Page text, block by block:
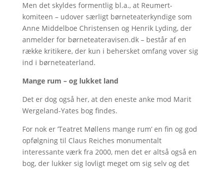
Men det skyldes formentlig bl.a., at Reumert-
komiteen – udover særligt børneteaterkyndige som
Anne Middelboe Christensen og Henrik Lyding, der
anmelder for børneteateravisen.dk – består af en
række kritikere, der kun i behersket omfang vover sig
ind i børneteaterland.
Mange rum – og lukket land
Det er dog også her, at den eneste anke mod Marit
Wergeland-Yates bog findes.
For nok er ’Teatret Møllens mange rum’ en fin og god
opfølgning til Claus Reiches monumentalt
interessante værk fra 2000, men det er altså også en
bog, der lukker sig lovligt meget om sig selv og det